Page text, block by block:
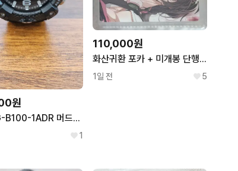
원
지샥 GG-B100-1ADR 머드마스터 S급 시계
1
110,000원
화산귀환 포카 + 미개봉 단행본 + 청명 솜인형 깨찰떡묭
1일 전 5